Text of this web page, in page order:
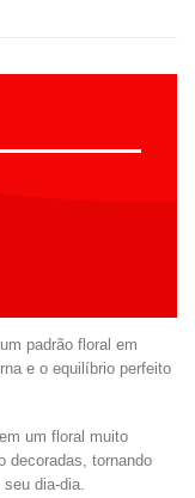
padrão floral em
e o equilíbrio perfeito
um floral muito
decoradas, tornando
dia-dia.